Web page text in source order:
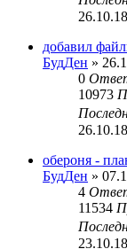
добавил
БудДен »
0
10973
обероня -
БудДен »
4
11534